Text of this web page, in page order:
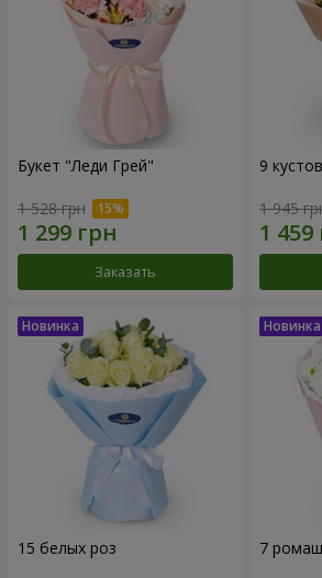
Букет "Леди Грей"
1 528 грн
Заказать
9
1 945
15 белых роз 7